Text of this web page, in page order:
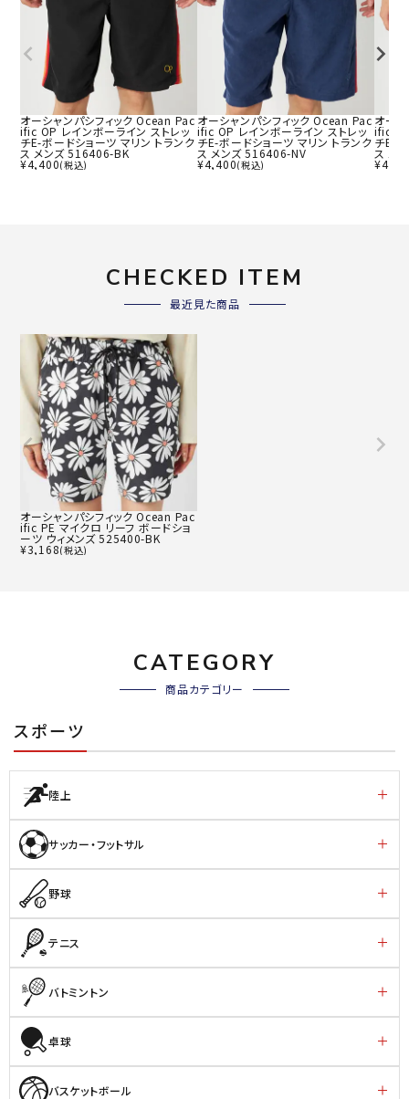
オーシャンパシフィック Ocean Pac
ific OP レインボーライン ストレッ
チE-ボードショーツ マリン トランク
ス メンズ 516406-BK
¥4,400(税込)
オーシャンパシフィック Ocean Pac
ific OP レインボーライン ストレッ
チE-ボードショーツ マリン トランク
ス メンズ 516406-NV
¥4,400(税込)
オー
ific
チE-
ス メ
¥
CHECKED ITEM
最近見た商品
オーシャンパシフィック Ocean Pac
ific PE マイクロ リーフ ボードショ
ーツ ウィメンズ 525400-BK
¥3,168(税込)
CATEGORY
商品カテゴリー
スポーツ
陸上
サッカー・フットサル
野球
テニス
バトミントン
卓球
バスケットボール